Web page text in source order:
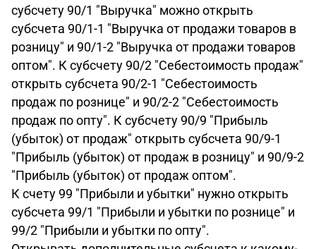
субсчету 90/1 "Выручка" можно открыть
субсчета 90/1-1 "Выручка от продажи товаров в
розницу" и 90/1-2 "Выручка от продажи товаров
оптом". К субсчету 90/2 "Себестоимость продаж"
открыть субсчета 90/2-1 "Себестоимость
продаж по рознице" и 90/2-2 "Себестоимость
продаж по опту". К субсчету 90/9 "Прибыль
(убыток) от продаж" открыть субсчета 90/9-1
"Прибыль (убыток) от продаж в розницу" и 90/9-2
"Прибыль (убыток) от продаж оптом".
К счету 99 "Прибыли и убытки" нужно открыть
субсчета 99/1 "Прибыли и убытки по рознице" и
99/2 "Прибыли и убытки по опту".